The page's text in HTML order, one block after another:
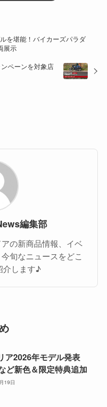
を堪能！バイカーズパラダ
展示
ペーンを対象店
編集部
の新商品情報、イベ
旬なニュースをどこ
介します♪
ア2026年モデル発表
ど新色＆限定特典追加
19日